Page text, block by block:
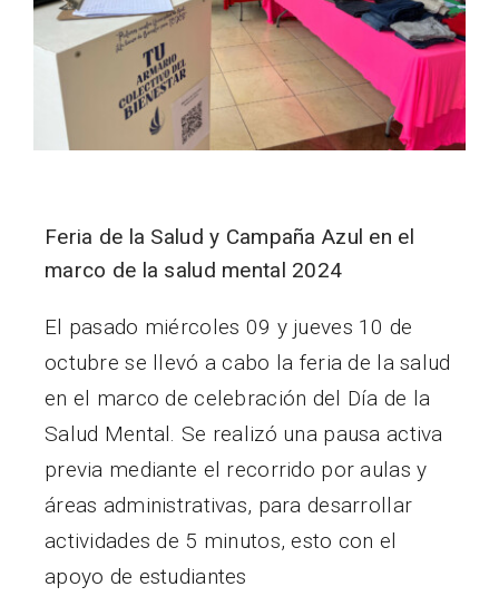
Feria de la Salud y Campaña Azul en el
marco de la salud mental 2024
El pasado miércoles 09 y jueves 10 de
octubre se llevó a cabo la feria de la salud
en el marco de celebración del Día de la
Salud Mental. Se realizó una pausa activa
previa mediante el recorrido por aulas y
áreas administrativas, para desarrollar
actividades de 5 minutos, esto con el
apoyo de estudiantes